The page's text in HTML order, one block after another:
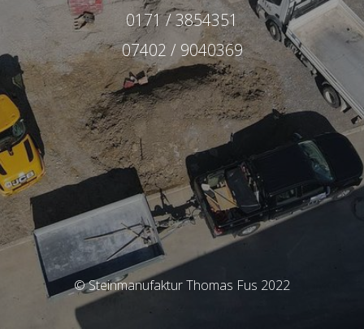
0171 / 3854351
07402 / 9040369
© Steinmanufaktur Thomas Fus 2022